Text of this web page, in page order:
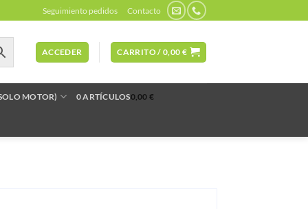
Seguimiento pedidos Contacto
ACCEDER CARRITO / 0,00 €
MOTOR) 0 ARTÍCULOS0,00 €